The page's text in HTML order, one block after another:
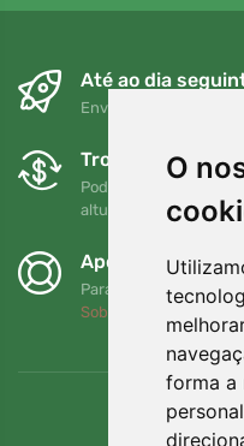
O
forma a
Até ao dia
Envio gratuito para
Trocas e
Pode devolver ou
altura no prazo de 90
Apoiamos a
Para cada
Sobre nós